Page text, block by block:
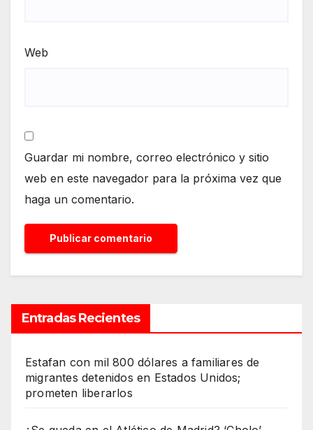
Web
Guardar mi nombre, correo electrónico y sitio
web en este navegador para la próxima vez que
haga un comentario.
Entradas Recientes
Estafan con mil 800 dólares a familiares de
migrantes detenidos en Estados Unidos;
prometen liberarlos